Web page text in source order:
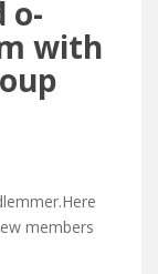
o-
with
members